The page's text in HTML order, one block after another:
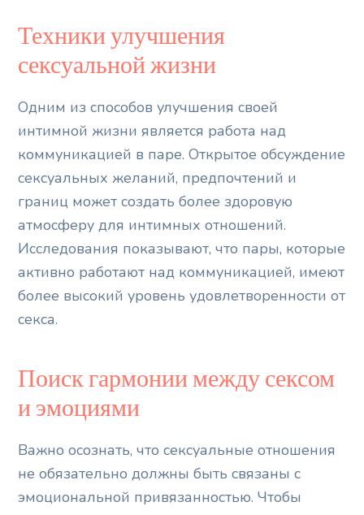
Техники улучшения
сексуальной жизни
Одним из способов улучшения своей
интимной жизни является работа над
коммуникацией в паре. Открытое обсуждение
сексуальных желаний, предпочтений и
границ может создать более здоровую
атмосферу для интимных отношений.
Исследования показывают, что пары, которые
активно работают над коммуникацией, имеют
более высокий уровень удовлетворенности от
секса.
Поиск гармонии между сексом
и эмоциями
Важно осознать, что сексуальные отношения
не обязательно должны быть связаны с
эмоциональной привязанностью. Чтобы